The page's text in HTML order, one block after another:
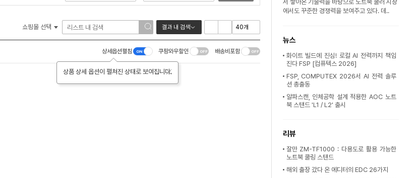
쇼핑몰 선택 결과 내 검색
상세옵션펼침
상품 상세 옵션이 펼쳐진 상태로 보여집니다.
쿠팡와우할인 배송비포함
서 쌓아온 기술력을 바탕으로 노트북 쿨러 시장
에서도 꾸준한 경쟁력을 보여주고 있다. 데..
뉴스
화이트 빌드에 진심! 로컬 AI 전력까지 책임
진다 FSP [컴퓨텍스 2026]
FSP, COMPUTEX 2026서 AI 전력 솔루
션 총출동
알파스캔, 인체공학 설계 적용한 AOC 노트
북 스탠드 'L1 / L2' 출시
리뷰
잘만 ZM-TF1000 : 다용도로 활용 가능한
노트북 쿨링 스탠드
해외 출장 갔다 온 에디터의 EDC 26가지